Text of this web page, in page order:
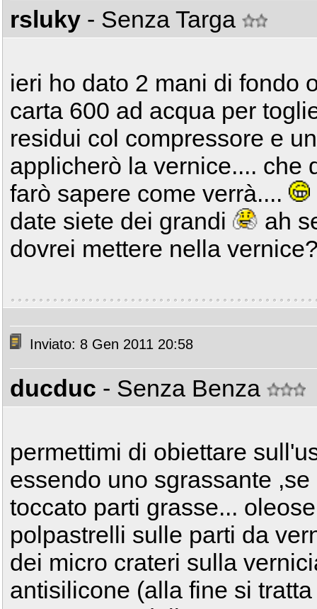
rsluky - Senza Targa
ieri ho dato 2 mani di fondo
carta 600 ad acqua per
residui col compressore e
applicherò la vernice.... che
farò sapere come verrà....
date siete dei grandi
ah
dovrei mettere nella
Inviato: 8 Gen 2011 20:58
ducduc - Senza Benza
permettimi di obiettare
essendo uno sgrassante
toccato parti grasse...
polpastrelli sulle parti da
dei micro crateri sulla
antisilicone (alla fine si